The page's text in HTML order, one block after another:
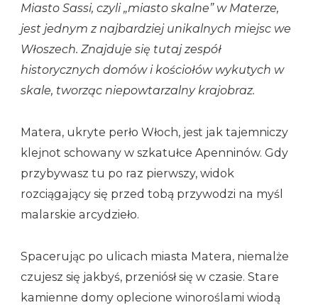
Miasto Sassi, czyli „miasto skalne” w Materze,
jest jednym z najbardziej unikalnych miejsc we
Włoszech. Znajduje się tutaj zespół
historycznych domów i kościołów wykutych w
skale, tworząc niepowtarzalny krajobraz.
Matera, ukryte perło Włoch, jest jak tajemniczy
klejnot schowany w szkatułce Apenninów. Gdy
przybywasz tu po raz pierwszy, widok
rozciągający się przed tobą przywodzi na myśl
malarskie arcydzieło.
Spacerując po ulicach miasta Matera, niemalże
czujesz się jakbyś, przeniósł się w czasie. Stare
kamienne domy oplecione winoroślami wiodą